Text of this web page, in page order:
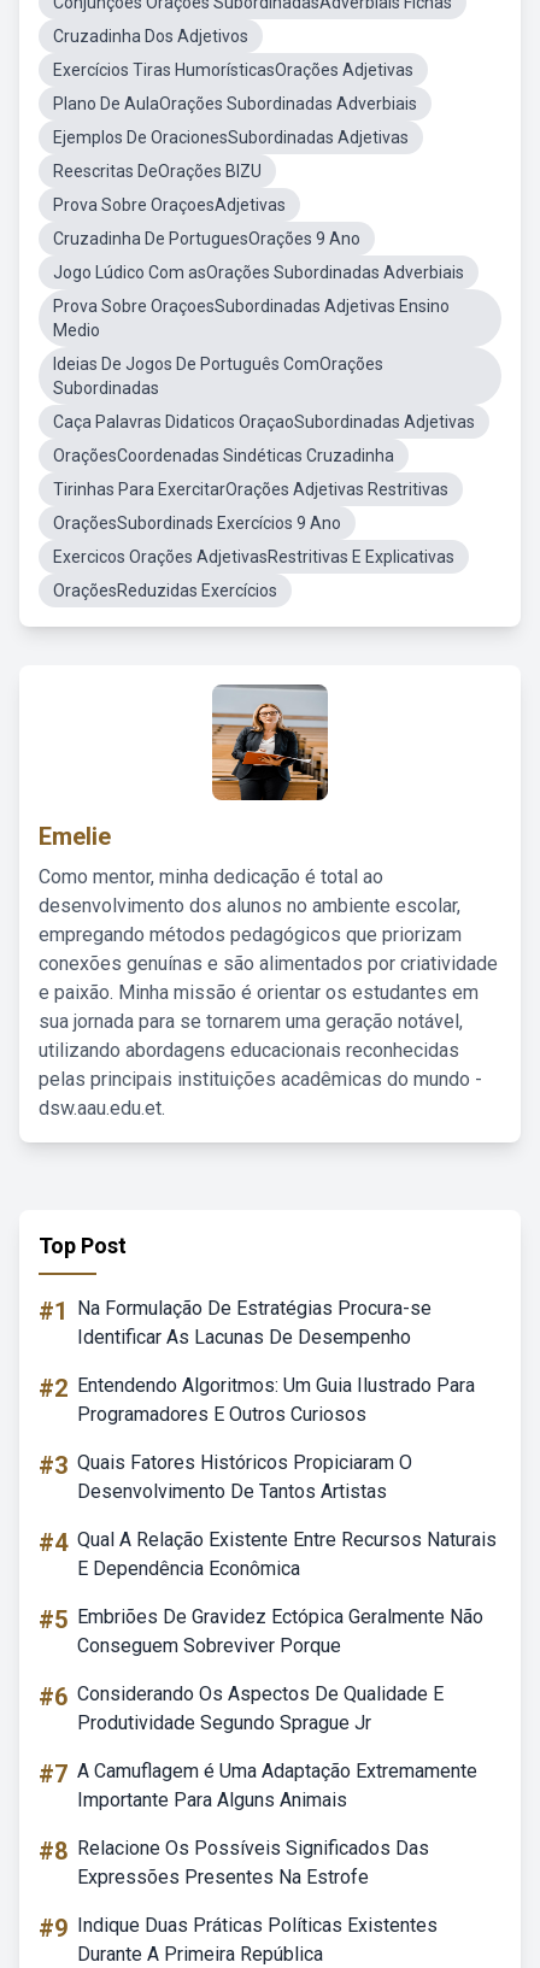
Cruzadinha Dos Adjetivos
Exercícios Tiras HumorísticasOrações Adjetivas
Plano De AulaOrações Subordinadas Adverbiais
Ejemplos De OracionesSubordinadas Adjetivas
Reescritas DeOrações BIZU
Prova Sobre OraçoesAdjetivas
Cruzadinha De PortuguesOrações 9 Ano
Jogo Lúdico Com asOrações Subordinadas Adverbiais
Prova Sobre OraçoesSubordinadas Adjetivas Ensino
Medio
Ideias De Jogos De Português ComOrações
Subordinadas
Caça Palavras Didaticos OraçaoSubordinadas Adjetivas
OraçõesCoordenadas Sindéticas Cruzadinha
Tirinhas Para ExercitarOrações Adjetivas Restritivas
OraçõesSubordinads Exercícios 9 Ano
Exercicos Orações AdjetivasRestritivas E Explicativas
OraçõesReduzidas Exercícios
Emelie
Como mentor, minha dedicação é total ao
desenvolvimento dos alunos no ambiente escolar,
empregando métodos pedagógicos que priorizam
conexões genuínas e são alimentados por criatividade
e paixão. Minha missão é orientar os estudantes em
sua jornada para se tornarem uma geração notável,
utilizando abordagens educacionais reconhecidas
pelas principais instituições acadêmicas do mundo -
dsw.aau.edu.et.
Top Post
#1
Na Formulação De Estratégias Procura-se
Identificar As Lacunas De Desempenho
#2 Entendendo Algoritmos: Um Guia Ilustrado Para
Programadores E Outros Curiosos
#3 Quais Fatores Históricos Propiciaram O
Desenvolvimento De Tantos Artistas
#4 Qual A Relação Existente Entre Recursos Naturais
E Dependência Econômica
#5 Embriões De Gravidez Ectópica Geralmente Não
Conseguem Sobreviver Porque
#6 Considerando Os Aspectos De Qualidade E
Produtividade Segundo Sprague Jr
#7 A Camuflagem é Uma Adaptação Extremamente
Importante Para Alguns Animais
#8 Relacione Os Possíveis Significados Das
Expressões Presentes Na Estrofe
#9 Indique Duas Práticas Políticas Existentes
Durante A Primeira República